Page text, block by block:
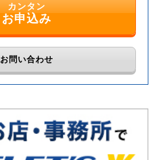
カンタン
お申込み
お問い合わせ